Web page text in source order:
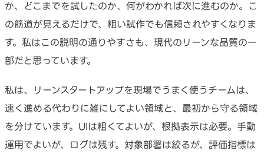
か、どこまでを試したのか、何がわかれば次に進むのか。こ
の筋道が見えるだけで、粗い試作でも信頼されやすくなりま
す。私はこの説明の通りやすさも、現代のリーンな品質の一
部だと思っています。
私は、リーンスタートアップを現場でうまく使うチームは、
速く進める代わりに雑にしてよい領域と、最初から守る領域
を分けています。UIは粗くてよいが、根拠表示は必要。手動
運用でよいが、ログは残す。対象部署は絞るが、評価指標は